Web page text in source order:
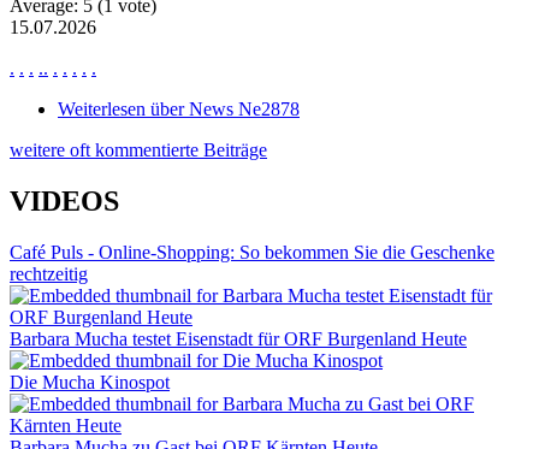
Average: 5 (1 vote)
15.07.2026
. . . .. . . . . .
Weiterlesen über News Ne2878
weitere oft kommentierte Beiträge
VIDEOS
Café Puls - Online-Shopping: So bekommen Sie die Geschenke
rechtzeitig
Barbara Mucha testet Eisenstadt für ORF Burgenland Heute
Die Mucha Kinospot